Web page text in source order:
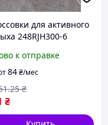
для активного
248RJH300-6
весенне-летнего
к отправке
84₴/мес
₴
.25 ₴